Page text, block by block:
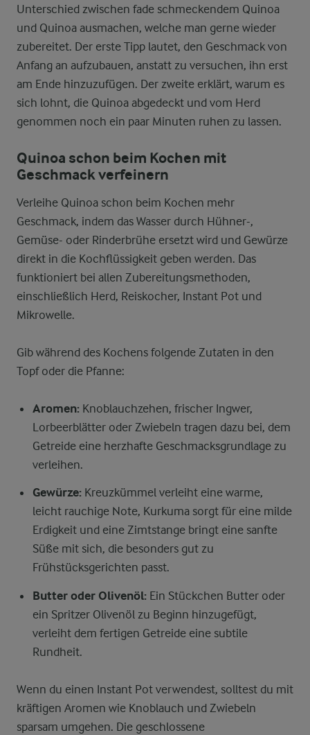
Unterschied zwischen fade schmeckendem Quinoa
und Quinoa ausmachen, welche man gerne wieder
zubereitet. Der erste Tipp lautet, den Geschmack von
Anfang an aufzubauen, anstatt zu versuchen, ihn erst
am Ende hinzuzufügen. Der zweite erklärt, warum es
sich lohnt, die Quinoa abgedeckt und vom Herd
genommen noch ein paar Minuten ruhen zu lassen.
Quinoa schon beim Kochen mit
Geschmack verfeinern
Verleihe Quinoa schon beim Kochen mehr
Geschmack, indem das Wasser durch Hühner-,
Gemüse- oder Rinderbrühe ersetzt wird und Gewürze
direkt in die Kochflüssigkeit geben werden. Das
funktioniert bei allen Zubereitungsmethoden,
einschließlich Herd, Reiskocher, Instant Pot und
Mikrowelle.
Gib während des Kochens folgende Zutaten in den
Topf oder die Pfanne:
Aromen: Knoblauchzehen, frischer Ingwer,
Lorbeerblätter oder Zwiebeln tragen dazu bei, dem
Getreide eine herzhafte Geschmacksgrundlage zu
verleihen.
Gewürze: Kreuzkümmel verleiht eine warme,
leicht rauchige Note, Kurkuma sorgt für eine milde
Erdigkeit und eine Zimtstange bringt eine sanfte
Süße mit sich, die besonders gut zu
Frühstücksgerichten passt.
Butter oder Olivenöl: Ein Stückchen Butter oder
ein Spritzer Olivenöl zu Beginn hinzugefügt,
verleiht dem fertigen Getreide eine subtile
Rundheit.
Wenn du einen Instant Pot verwendest, solltest du mit
kräftigen Aromen wie Knoblauch und Zwiebeln
sparsam umgehen. Die geschlossene